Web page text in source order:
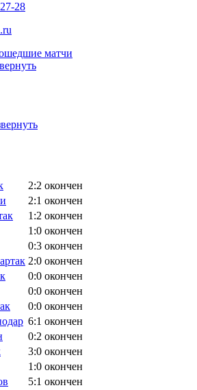
28
матчи
2:2 окончен
2:1 окончен
1:2 окончен
1:0 окончен
0:3 окончен
2:0 окончен
0:0 окончен
0:0 окончен
0:0 окончен
6:1 окончен
0:2 окончен
3:0 окончен
1:0 окончен
5:1 окончен